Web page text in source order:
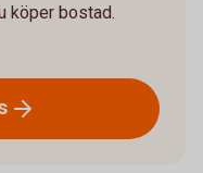
köper bostad.